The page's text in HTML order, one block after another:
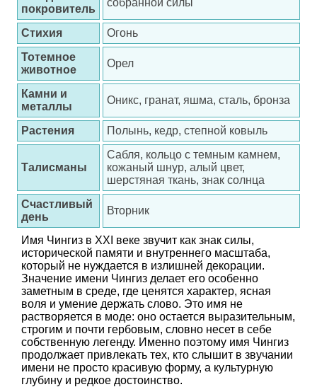
покровитель
собранной силы
Стихия
Огонь
Тотемное
животное
Орел
Камни и
металлы
Оникс, гранат, яшма, сталь, бронза
Растения Полынь, кедр, степной ковыль
Талисманы
Сабля, кольцо с темным камнем,
кожаный шнур, алый цвет,
шерстяная ткань, знак солнца
Счастливый
день
Вторник
Имя Чингиз в XXI веке звучит как знак силы,
исторической памяти и внутреннего масштаба,
который не нуждается в излишней декорации.
Значение имени Чингиз делает его особенно
заметным в среде, где ценятся характер, ясная
воля и умение держать слово. Это имя не
растворяется в моде: оно остается выразительным,
строгим и почти гербовым, словно несет в себе
собственную легенду. Именно поэтому имя Чингиз
продолжает привлекать тех, кто слышит в звучании
имени не просто красивую форму, а культурную
глубину и редкое достоинство.